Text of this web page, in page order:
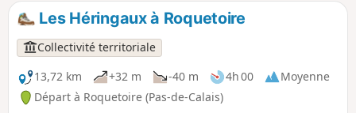
Les Héringaux à Roquetoire
Collectivité territoriale
13,72 km
+32 m -40 m 4h 00
Moyenne
Départ à Roquetoire (Pas-de-Calais)